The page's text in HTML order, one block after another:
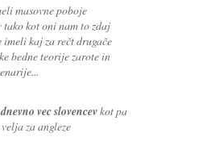
masovne poboje
tako kot oni nam to zdaj
imeli kaj za rečt drugače
bedne teorije zarote in
vec slovencevkot pa
za angleze